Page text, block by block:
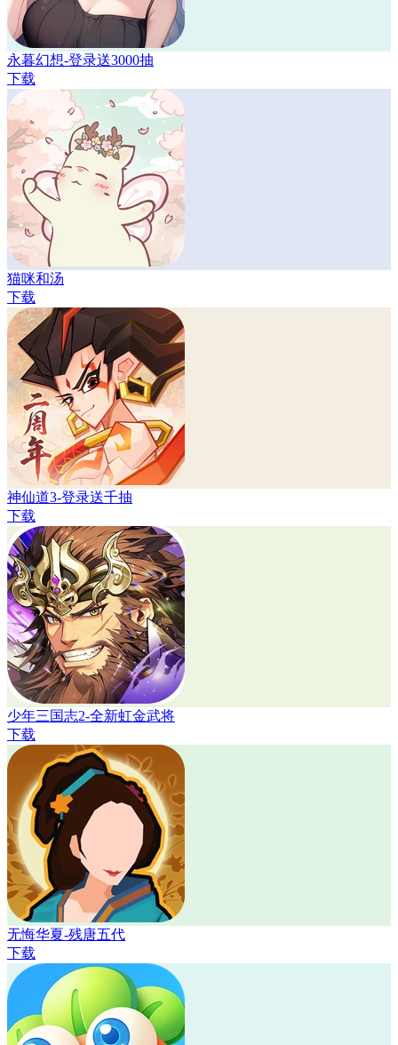
永暮幻想-登录送3000抽
下载
猫咪和汤
下载
神仙道3-登录送千抽
下载
少年三国志2-全新虹金武将
下载
无悔华夏-残唐五代
下载